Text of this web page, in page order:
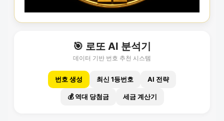
🎯 로또 AI 분석기
데이터 기반 번호 추천 시스템
번호 생성 최신 1등번호 AI 전략
💰 역대 당첨금 세금 계산기